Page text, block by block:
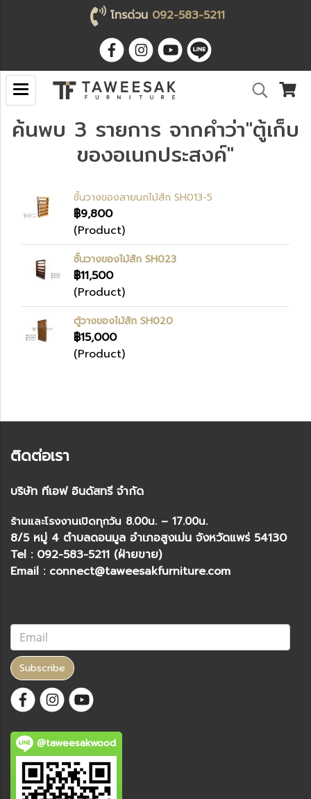
โทรด่วน 092-583-5211
ค้นพบ 3 รายการ จากคำว่า"ตู้เก็บ
ของอเนกประสงค์"
ชั้นวางของลายนกไม้สัก SH013-5
฿9,800
(Product)
ชั้นวางของไม้สัก SH023
฿11,500
(Product)
ตู้วางของไม้สัก SH020
฿15,000
(Product)
ติดต่อเรา
บริษัท ทีเอฟ อินดัสทรี จำกัด
ร้านและโรงงานเปิดทุกวัน 8.00น. – 17.00น.
8/5 หมู่ 4 ตำบลดอนมูล อำเภอสูงเม่น จังหวัดแพร่ 54130
Tel : 092-583-5211 (ฝ่ายขาย)
Email : connect@taweesakfurniture.com
Subscribe
@taweesakwood